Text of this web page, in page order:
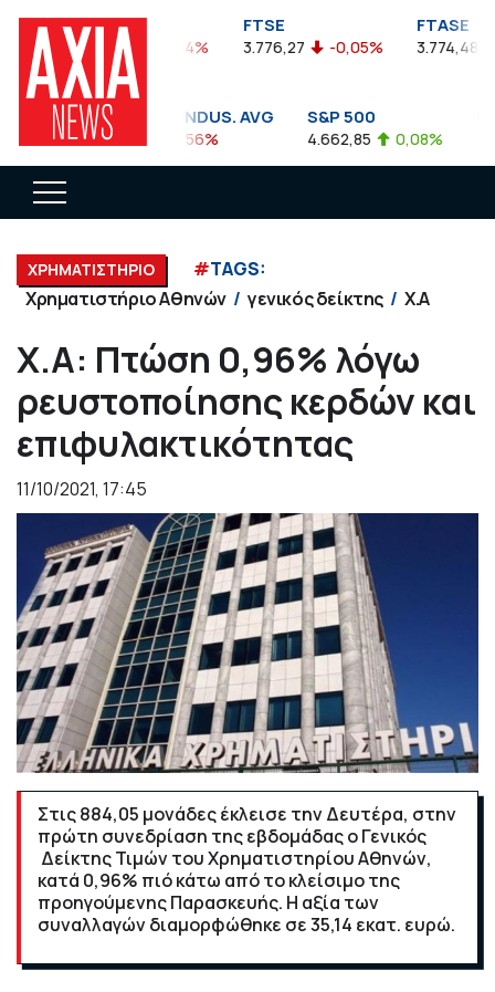
FTSEA
899,47 -0,04%
FTSE
3.776,27 -0,05%
FTASE
3.774,48
DOW JONES INDUS. AVG
35.911,81 -0,56%
S&P 500
4.662,85 0,08%
ΧΡΗΜΑΤΙΣΤΗΡΙΟ #TAGS:
Χρηματιστήριο Αθηνών
γενικός δείκτης Χ.Α
Χ.Α: Πτώση 0,96% λόγω
ρευστοποίησης κερδών και
επιφυλακτικότητας
11/10/2021, 17:45
Στις 884,05 μονάδες έκλεισε την Δευτέρα, στην
πρώτη συνεδρίαση της εβδομάδας ο Γενικός
Δείκτης Τιμών του Χρηματιστηρίου Αθηνών,
κατά 0,96% πιό κάτω από το κλείσιμο της
προηγούμενης Παρασκευής. Η αξία των
συναλλαγών διαμορφώθηκε σε 35,14 εκατ. ευρώ.